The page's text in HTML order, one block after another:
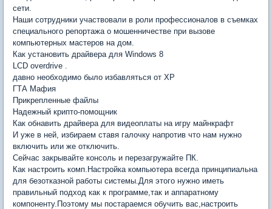
сети.
Наши сотрудники участвовали в роли профессионалов в съемках
специального репортажа о мошенничестве при вызове
компьютерных мастеров на дом.
Как установить драйвера для Windows 8
LCD overdrive .
давно необходимо было избавляться от ХР
ГТА Мафия
Прикрепленные файлы
Надежный крипто-помощник
Как обнавить драйвера для видеоплаты на игру майнкрафт
И уже в ней, избираем ставя галочку напротив что нам нужно
включить или же отключить.
Сейчас закрывайте консоль и перезагружайте ПК.
Как настроить комп.Настройка компьютера всегда принципиальна
для безотказной работы системы.Для этого нужно иметь
правильный подход как к программе,так и аппаратному
компоненту.Поэтому мы постараемся обучить вас,настроить